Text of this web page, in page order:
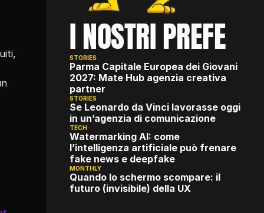
I NOSTRI PREFE
STORIES
Parma Capitale Europea dei Giovani
2027: Mate Hub agenzia creativa
partner
STORIES
Se Leonardo da Vinci lavorasse oggi
in un’agenzia di comunicazione
TECH
Watermarking AI: come
l’intelligenza artificiale può frenare
fake news e deepfake
MONTHLY
Quando lo schermo scompare: il
futuro (invisibile) della UX